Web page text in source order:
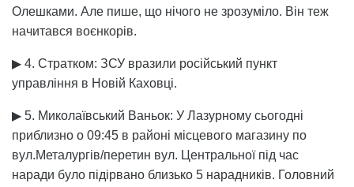
Олешками. Але пише, що нічого не зрозуміло. Він теж
начитався воєнкорів.
▶ 4. Стратком: ЗСУ вразили російський пункт
управління в Новій Каховці.
▶ 5. Миколаївський Ваньок: У Лазурному сьогодні
приблизно о 09:45 в районі місцевого магазину по
вул.Металургів/перетин вул. Центральної під час
наради було підірвано близько 5 нарадників. Головний